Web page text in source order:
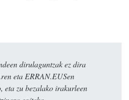
dirulaguntzak ez dira
eta ERRAN.EUSen
eta zu bezalako irakurleen